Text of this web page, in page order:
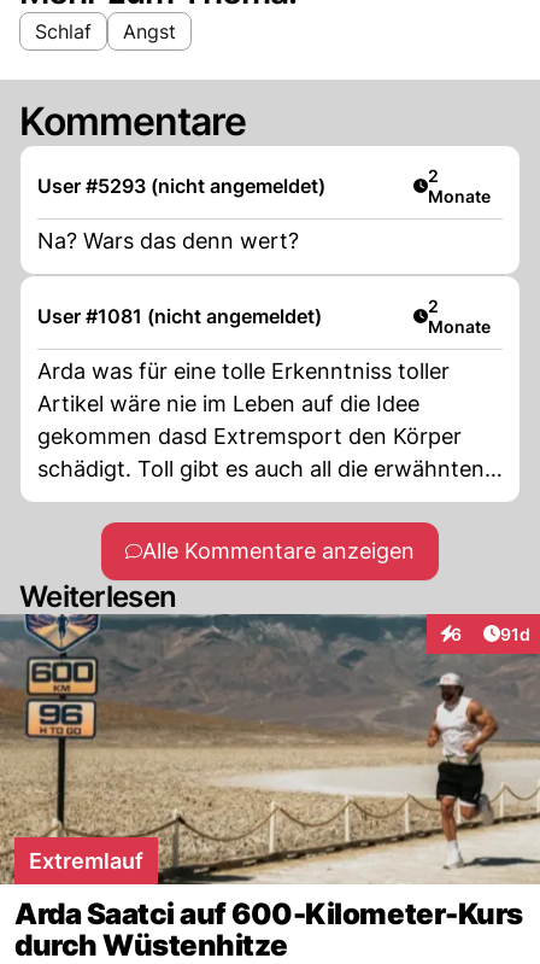
Schlaf Angst
Kommentare
User #5293 (nicht angemeldet) Artikel
2
Monate
Na? Wars das denn wert?
User #1081 (nicht angemeldet) Artikel
2
Monate
Arda was für eine tolle Erkenntniss toller
Artikel wäre nie im Leben auf die Idee
gekommen dasd Extremsport den Körper
schädigt. Toll gibt es auch all die erwähnten
Therapien die ja die Allgemeinheit finanziert.
Wad bin ich dankbar gibt es so Leute wie
Euch die erweitern echt den Horizont 🙄
Alle Kommentare anzeigen
Weiterlesen
6
Interaktionen
91d
Extremlauf
Arda Saatci auf 600-Kilometer-Kurs
durch Wüstenhitze